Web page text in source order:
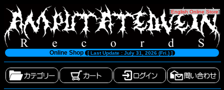
[English Online Store]
Online Shop [ Last Update : July 31, 2026 (Fri.) ]